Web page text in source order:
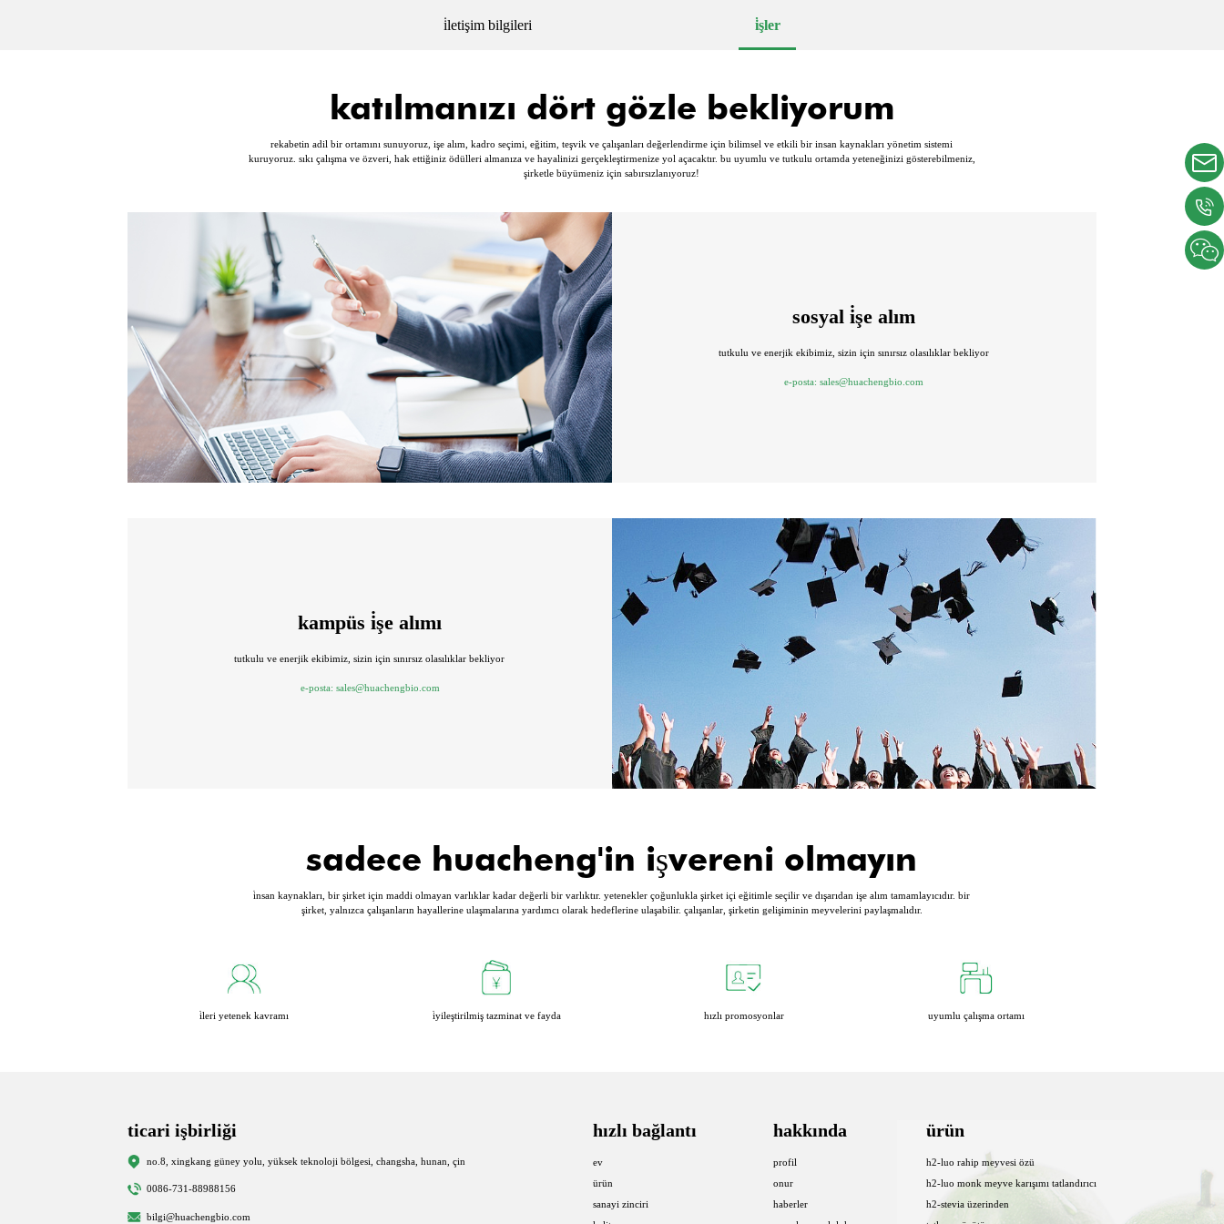
i̇letişim bilgileri i̇şler
katılmanızı dört gözle bekliyorum
rekabetin adil bir ortamını sunuyoruz, işe alım, kadro seçimi, eğitim, teşvik ve çalışanları değerlendirme için bilimsel ve etkili bir insan kaynakları yönetim sistemi
kuruyoruz. sıkı çalışma ve özveri, hak ettiğiniz ödülleri almanıza ve hayalinizi gerçekleştirmenize yol açacaktır. bu uyumlu ve tutkulu ortamda yeteneğinizi gösterebilmeniz,
şirketle büyümeniz için sabırsızlanıyoruz!
sosyal i̇şe alım
tutkulu ve enerjik ekibimiz, sizin için sınırsız olasılıklar bekliyor
e-posta:sales@huachengbio.com
kampüs i̇şe alımı
tutkulu ve enerjik ekibimiz, sizin için sınırsız olasılıklar bekliyor
e-posta: sales@huachengbio.com
sadece huacheng'in işvereni olmayın
i̇nsan kaynakları, bir şirket için maddi olmayan varlıklar kadar değerli bir varlıktır. yetenekler çoğunlukla şirket içi eğitimle seçilir ve dışarıdan işe alım tamamlayıcıdır. bir
şirket, yalnızca çalışanların hayallerine ulaşmalarına yardımcı olarak hedeflerine ulaşabilir. çalışanlar, şirketin gelişiminin meyvelerini paylaşmalıdır.
i̇leri yetenek kavramı i̇yileştirilmiş tazminat ve fayda hızlı promosyonlar uyumlu çalışma ortamı
ticari işbirliği
no.8, xingkang güney yolu, yüksek teknoloji bölgesi, changsha, hunan, çin
0086-731-88988156
bilgi@huachengbio.com
hızlı bağlantı
ev
ürün
sanayi zinciri
hakkında
profil
onur
haberler
ürün
h2-luo rahip meyvesi özü
h2-luo monk meyve karışımı tatlandırıcı
h2-stevia üzerinden